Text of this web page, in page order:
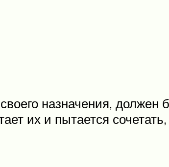
назначения,
их и пытается